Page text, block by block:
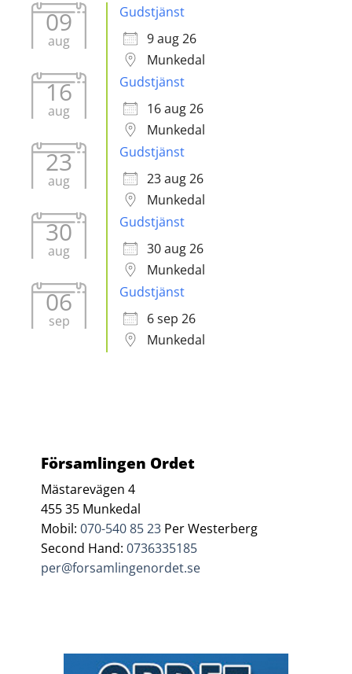
09
aug
Gudstjänst
9 aug 26
Munkedal
16
aug
Gudstjänst
16 aug 26
Munkedal
23
aug
Gudstjänst
23 aug 26
Munkedal
30
aug
Gudstjänst
30 aug 26
Munkedal
06
sep
Gudstjänst
6 sep 26
Munkedal
Församlingen Ordet
Mästarevägen 4
455 35 Munkedal
Mobil:070-540 85 23 Per Westerberg
Second Hand:0736335185
per@forsamlingenordet.se